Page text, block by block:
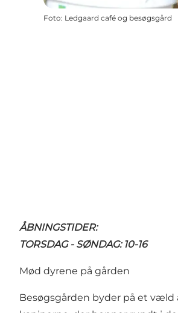
Foto: Ledgaard café og besøgsgård
ÅBNINGSTIDER:
TORSDAG - SØNDAG: 10-16
Mød dyrene på gården
Besøgsgården byder på et væld